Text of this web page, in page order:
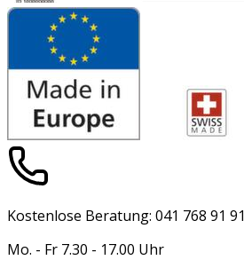
Kostenlose Beratung: 041 768 91 91
Mo. - Fr 7.30 - 17.00 Uhr